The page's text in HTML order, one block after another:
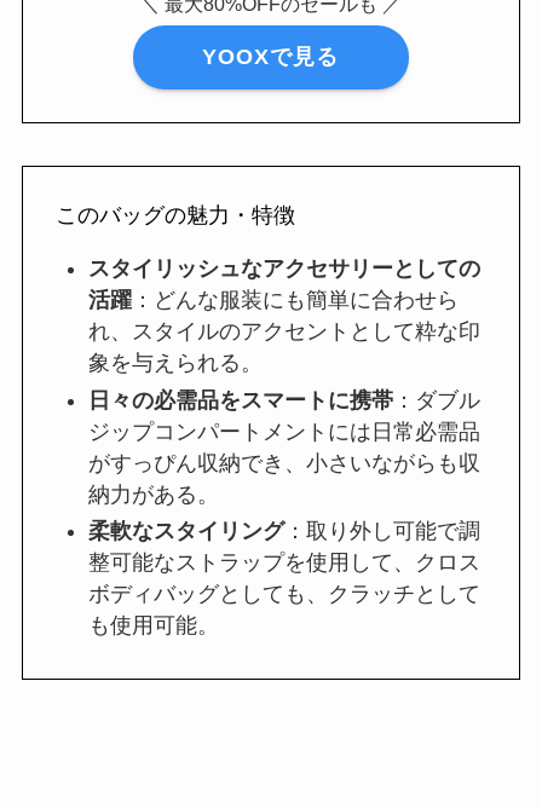
YOOXで見る
このバッグの魅力・特徴
スタイリッシュなアクセサリーとしての
活躍：どんな服装にも簡単に合わせら
れ、スタイルのアクセントとして粋な印
象を与えられる。
日々の必需品をスマートに携帯：ダブル
ジップコンパートメントには日常必需品
がすっぴん収納でき、小さいながらも収
納力がある。
柔軟なスタイリング：取り外し可能で調
整可能なストラップを使用して、クロス
ボディバッグとしても、クラッチとして
も使用可能。